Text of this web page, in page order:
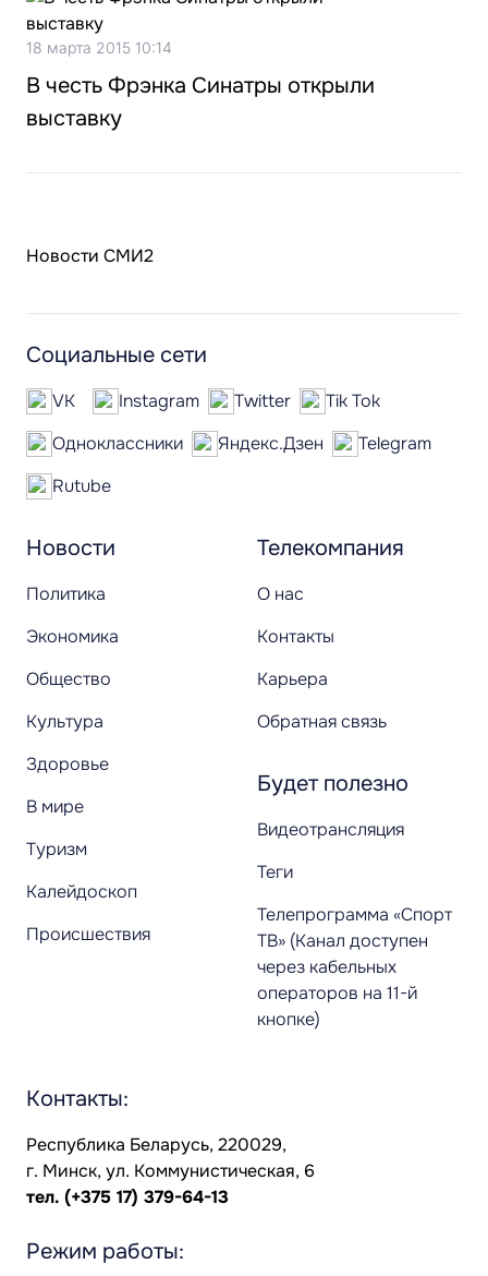
18 марта 2015 10:14
В честь Фрэнка Синатры открыли
выставку
Новости СМИ2
Новости
Политика
Экономика
Общество
Культура
Здоровье
В мире
Туризм
Калейдоскоп
Происшествия
Телекомпания
О нас
Контакты
Карьера
Обратная связь
Будет полезно
Видеотрансляция
Теги
Телепрограмма «Спорт
ТВ» (Канал доступен
через кабельных
операторов на 11-й
кнопке)
Социальные сети
VK Instagram Twitter
Tik Tok
Одноклассники
Яндекс.Дзен
Telegram
Rutube
Контакты:
Республика Беларусь, 220029,
г. Минск, ул. Коммунистическая, 6
тел. (+375 17) 379-64-13
Режим работы: